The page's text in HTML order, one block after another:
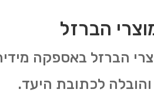
הברזל
הברזל באספקה
והובלה לכתובת היעד.